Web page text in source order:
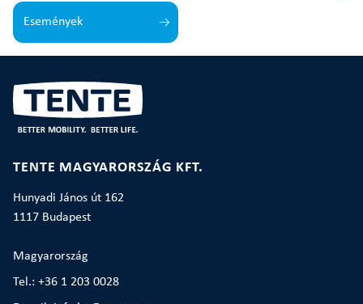
Események
TENTE MAGYARORSZÁG KFT.
Hunyadi János út 162
1117 Budapest
Magyarország
Tel.: +36 1 203 0028